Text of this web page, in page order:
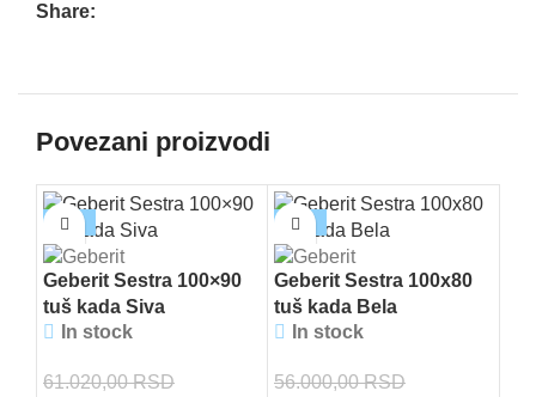
Share:
Povezani proizvodi
-15%
Geberit Sestra 100×90
tuš kada Siva
In stock
61.020,00RSD
-15%
Geberit Sestra 100x80
tuš kada Bela
In stock
56.000,00RSD